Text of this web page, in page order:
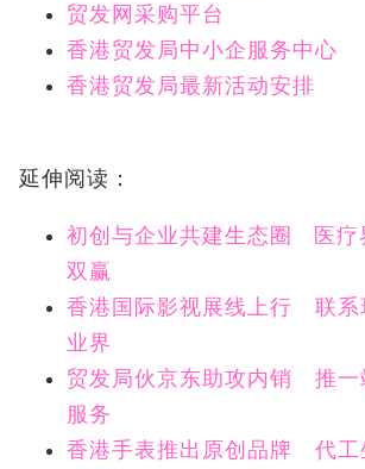
贸发网采购平台
香港贸发局中小企服务中心
香港贸发局最新活动安排
延伸阅读：
初创与企业共建生态圈 医疗
双赢
香港国际影视展线上行 联系
业界
贸发局伙京东助攻内销 推一
服务
香港手表推出原创品牌 代工